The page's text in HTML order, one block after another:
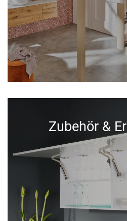
Zubehör &